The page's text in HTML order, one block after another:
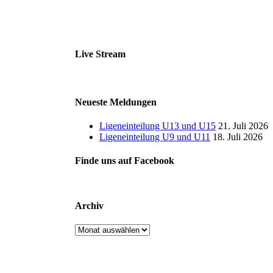
Live Stream
Neueste Meldungen
Ligeneinteilung U13 und U15 21. Juli 2026
Ligeneinteilung U9 und U11 18. Juli 2026
Finde uns auf Facebook
Archiv
Archiv